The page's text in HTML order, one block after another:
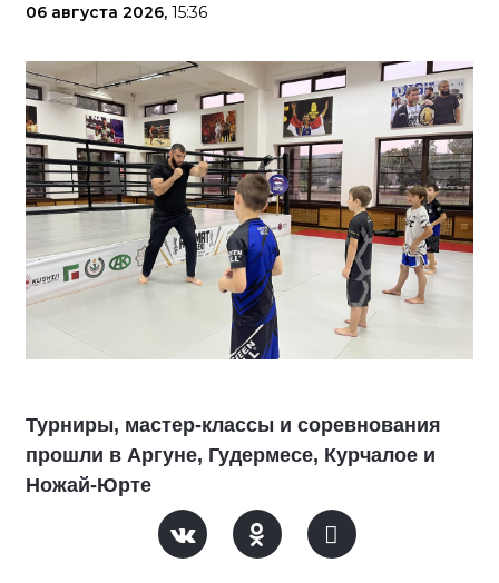
06 августа 2026, 15:36
Турниры, мастер-классы и соревнования
прошли в Аргуне, Гудермесе, Курчалое и
Ножай-Юрте